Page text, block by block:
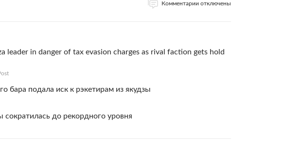
Комментарии отключены
leader in danger of tax evasion charges as rival faction gets hold
бара подала иск к рэкетирам из якудзы
сократилась до рекордного уровня